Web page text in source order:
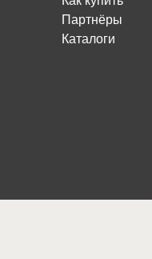
Партнёры
Каталоги